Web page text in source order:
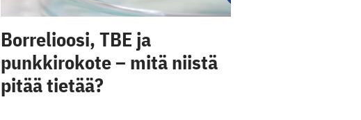
Borrelioosi, TBE ja
punkkirokote – mitä niistä
pitää tietää?